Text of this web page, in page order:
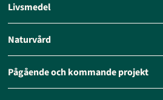
Livsmedel
Naturvård
Pågående och kommande projekt